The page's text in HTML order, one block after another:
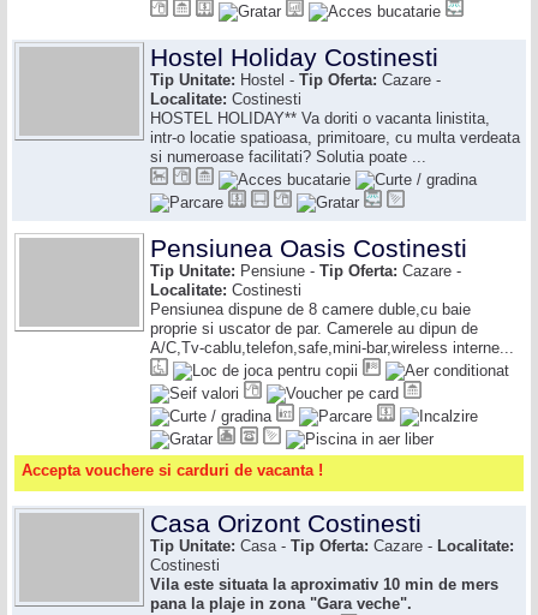
Hostel Holiday Costinesti
Tip Unitate: Hostel - Tip Oferta: Cazare -
Localitate: Costinesti
HOSTEL HOLIDAY** Va doriti o vacanta linistita,
intr-o locatie spatioasa, primitoare, cu multa verdeata
si numeroase facilitati? Solutia poate ...
Pensiunea Oasis Costinesti
Tip Unitate: Pensiune - Tip Oferta: Cazare -
Localitate: Costinesti
Pensiunea dispune de 8 camere duble,cu baie
proprie si uscator de par. Camerele au dipun de
A/C,Tv-cablu,telefon,safe,mini-bar,wireless interne...
Accepta vouchere si carduri de vacanta !
Casa Orizont Costinesti
Tip Unitate: Casa - Tip Oferta: Cazare - Localitate:
Costinesti
Vila este situata la aproximativ 10 min de mers
pana la plaje in zona "Gara veche".